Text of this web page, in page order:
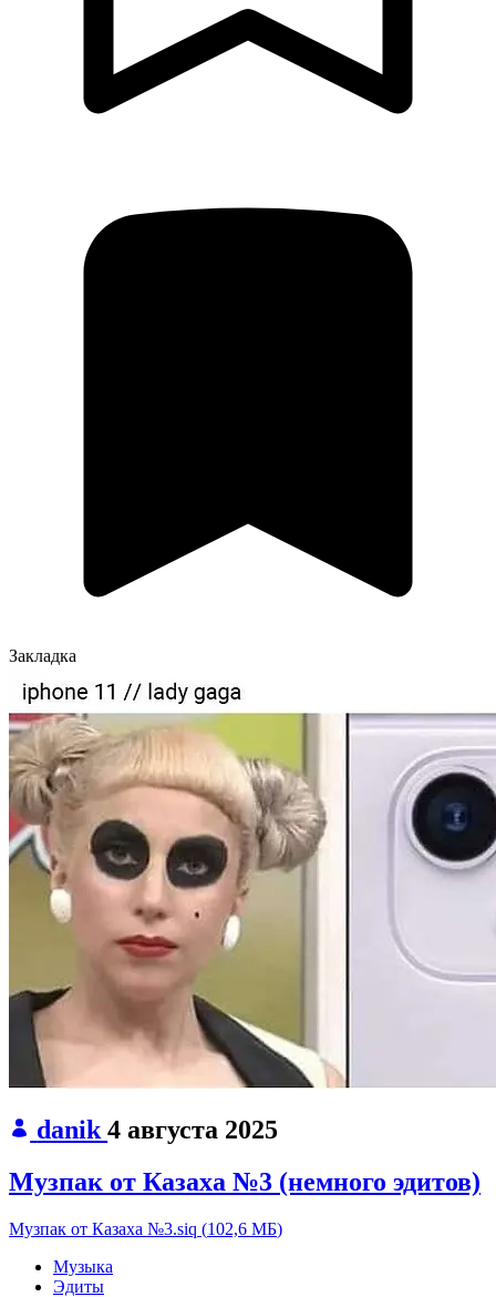
Закладка
danik4 августа 2025
Музпак от Казаха №3 (немного эдитов)
Музпак от Казаха №3.siq (102,6 МБ)
Музыка
Эдиты